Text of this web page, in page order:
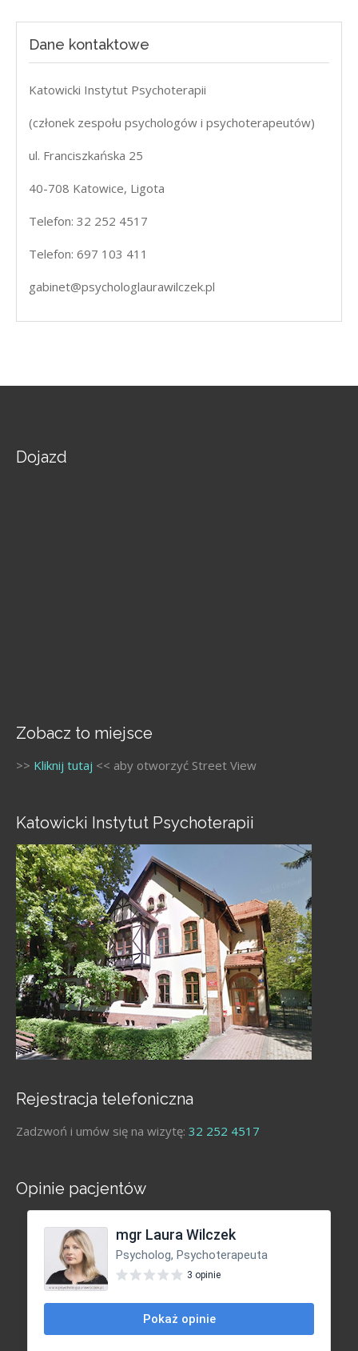
Dane kontaktowe
Katowicki Instytut Psychoterapii
(członek zespołu psychologów i psychoterapeutów)
ul. Franciszkańska 25
40-708 Katowice, Ligota
Telefon: 32 252 4517
Telefon: 697 103 411
gabinet@psychologlaurawilczek.pl
Dojazd
Zobacz to miejsce
>> Kliknij tutaj << aby otworzyć Street View
Katowicki Instytut Psychoterapii
Rejestracja telefoniczna
Zadzwoń i umów się na wizytę: 32 252 4517
Opinie pacjentów